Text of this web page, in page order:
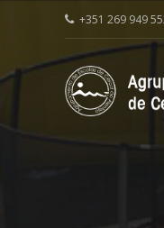
+351 269 949